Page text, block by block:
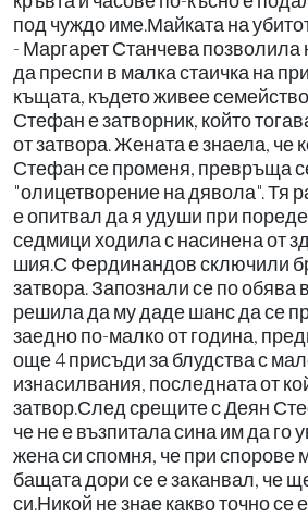
под чуждо име.Майката на
- Маргарет Станчева
да преспи в малка стаичка на
къщата, където живее
Стефан е затворник, който
от затвора. Жената е знаела, че
Стефан се променя, превръща
"олицетворение на дявола". Тя
е опитвал да я удуши при
седмици ходила с насинена от
шия.С Фердинандов сключили
затвора. Запознали се по обява
решила да му даде шанс да се
заедно по-малко от година,
още 4 присъди за блудства с
изнасилвания, последната от
затвор.След срещите с Деян
че не е възпитала сина им да го
жена си спомня, че при спорове
бащата дори се е заканвал, че
си.Никой не знае какво точно се